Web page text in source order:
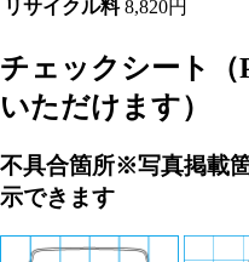
リサイクル料 8,820円
チェックシート
いただけます）
不具合箇所※写真掲載
示できます